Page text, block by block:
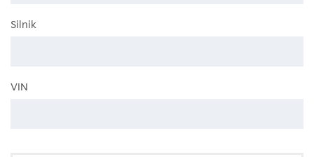
Silnik
VIN